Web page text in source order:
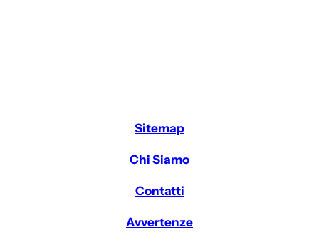
Sitemap
Chi Siamo
Contatti
Avvertenze